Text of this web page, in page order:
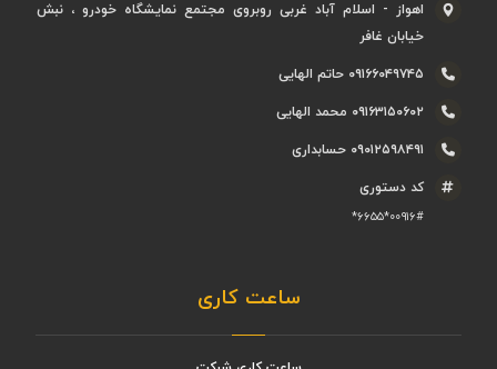
اهواز - اسلام آباد غربی روبروی مجتمع نمایشگاه خودرو ، نبش
خیابان غافر
۰۹۱۶۶۰۴۹۷۴۵ حاتم الهایی
۰۹۱۶۳۱۵۰۶۰۲ محمد الهایی
۰۹۰۱۲۵۹۸۴۹۱ حسابداری
کد دستوری
۰۰۹۱۶#*۶۶۵۵*
ساعت کاری